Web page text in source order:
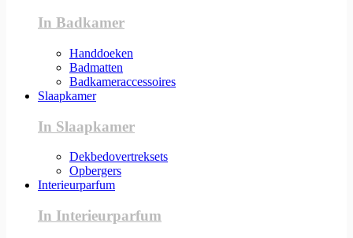
In Badkamer
Handdoeken
Badmatten
Badkameraccessoires
Slaapkamer
In Slaapkamer
Dekbedovertreksets
Opbergers
Interieurparfum
In Interieurparfum